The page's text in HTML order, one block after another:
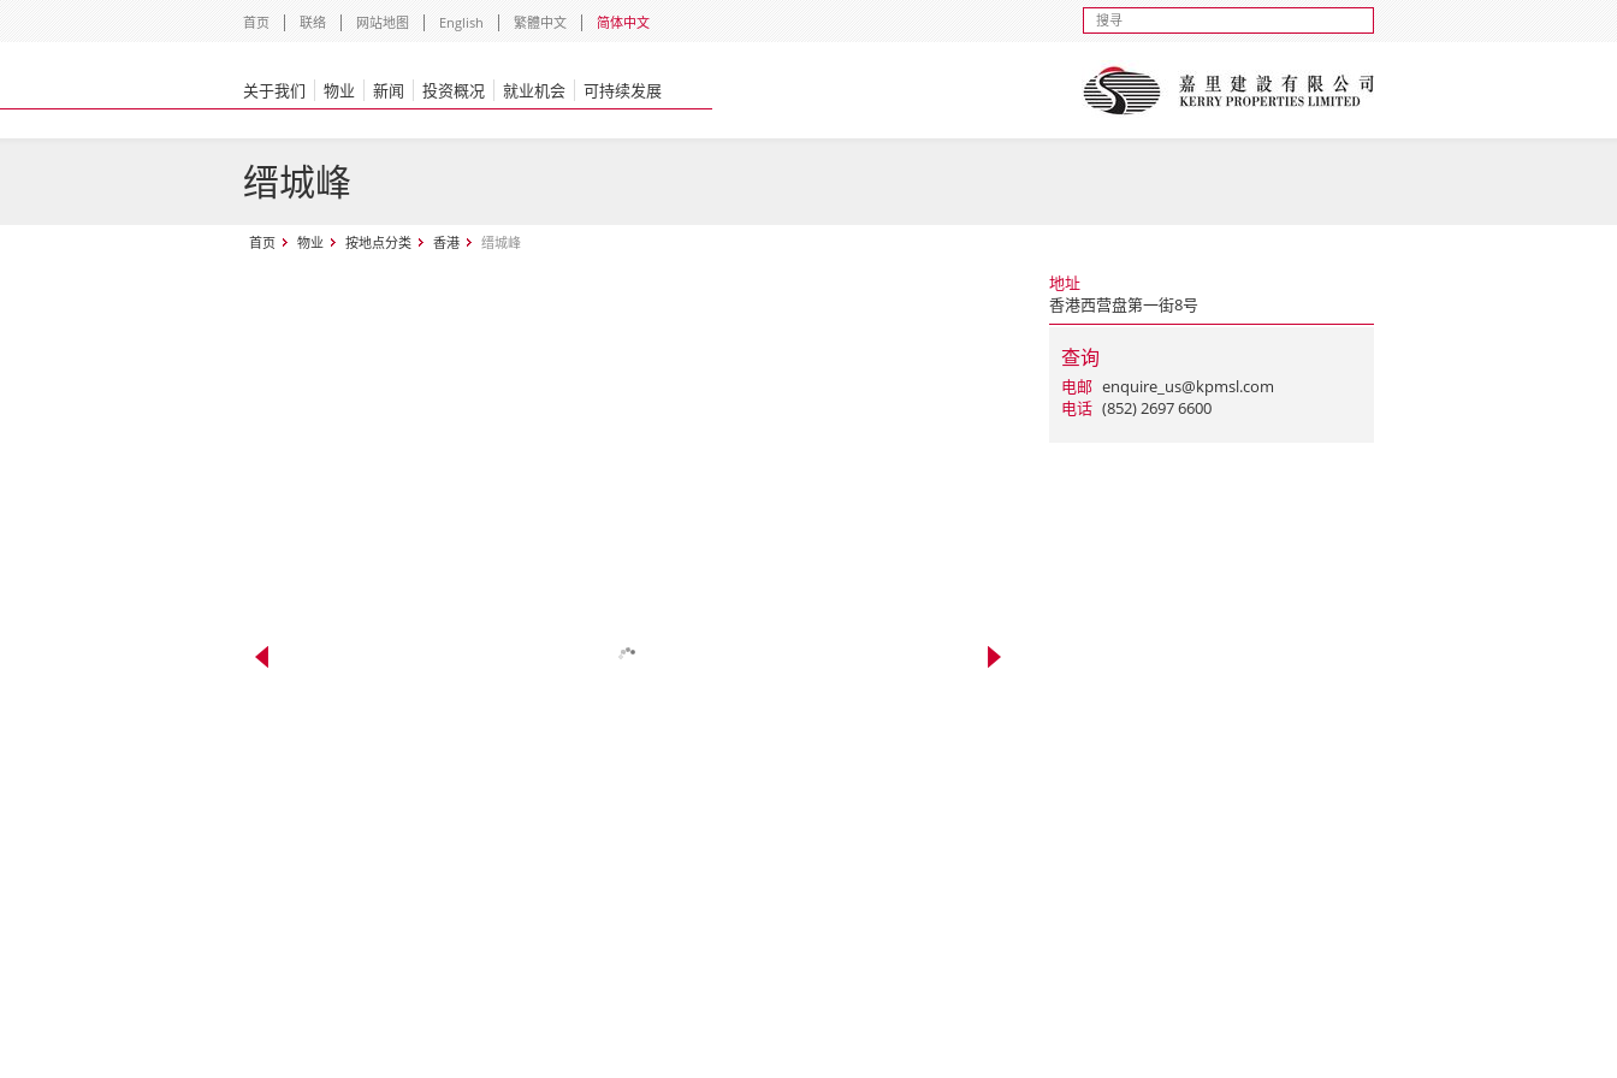
首页 联络 网站地图 English 繁體中文 简体中文
关于我们 物业 新闻 投资概况 就业机会 可持续发展
缙城峰
首页 物业 按地点分类 香港 缙城峰
地址
香港西营盘第一街8号
查询
电邮 enquire_us@kpmsl.com
电话 (852) 2697 6600